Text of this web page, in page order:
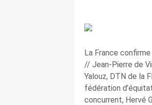
La France
// Jean-Pierre de
Yalouz, DTN de la
fédération
concurrent, Hervé